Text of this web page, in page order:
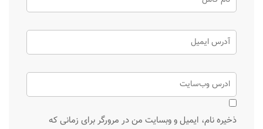
ذخیره نام، ایمیل و وبسایت من در مرورگر برای زمانی که